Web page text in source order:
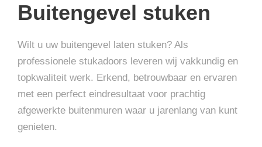
Buitengevel stuken
Wilt u uw buitengevel laten stuken? Als
professionele stukadoors leveren wij vakkundig en
topkwaliteit werk. Erkend, betrouwbaar en ervaren
met een perfect eindresultaat voor prachtig
afgewerkte buitenmuren waar u jarenlang van kunt
genieten.